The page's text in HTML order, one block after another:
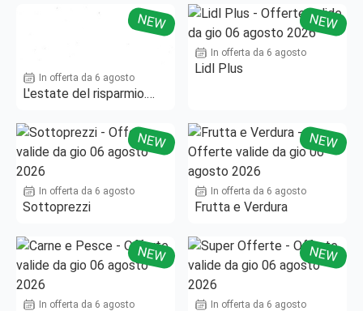
NEW
In offerta da 6 agosto
L'estate del risparmio.
NEW
In offerta da 6 agosto
Lidl Plus
NEW
In offerta da 6 agosto
Sottoprezzi
NEW
In offerta da 6 agosto
Frutta e Verdura
NEW
In offerta da 6 agosto
NEW
In offerta da 6 agosto